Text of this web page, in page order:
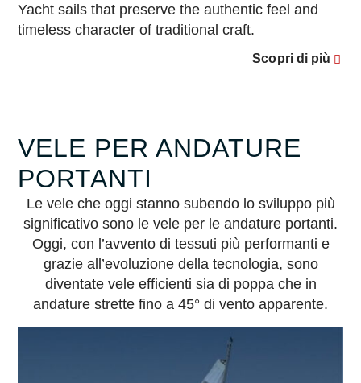
Yacht sails that preserve the authentic feel and
timeless character of traditional craft.
Scopri di più
VELE PER ANDATURE
PORTANTI
Le vele che oggi stanno subendo lo sviluppo più
significativo sono le vele per le andature portanti.
Oggi, con l’avvento di tessuti più performanti e
grazie all’evoluzione della tecnologia, sono
diventate vele efficienti sia di poppa che in
andature strette fino a 45° di vento apparente.